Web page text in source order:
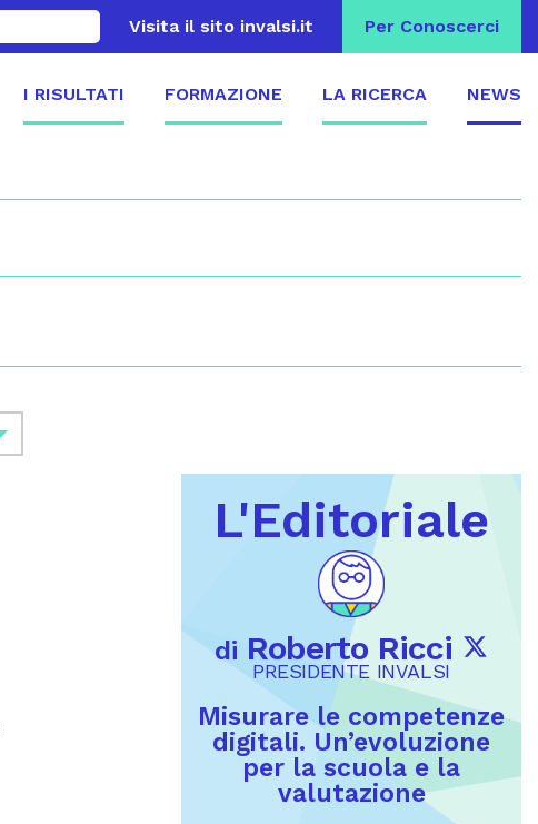
Visita il sito invalsi.it Per Conoscerci
I RISULTATI FORMAZIONE LA RICERCA NEWS
L'Editoriale
di Roberto Ricci
PRESIDENTE INVALSI
Misurare le competenze
digitali. Un’evoluzione
per la scuola e la
valutazione